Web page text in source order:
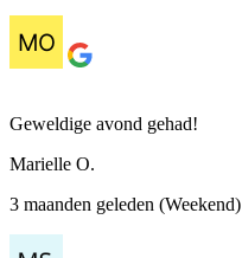
Geweldige avond gehad!
Marielle O.
3 maanden geleden (Weekend)